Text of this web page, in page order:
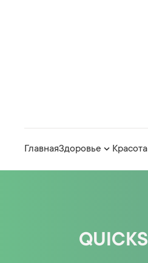
ГлавнаяЗдоровье Красота